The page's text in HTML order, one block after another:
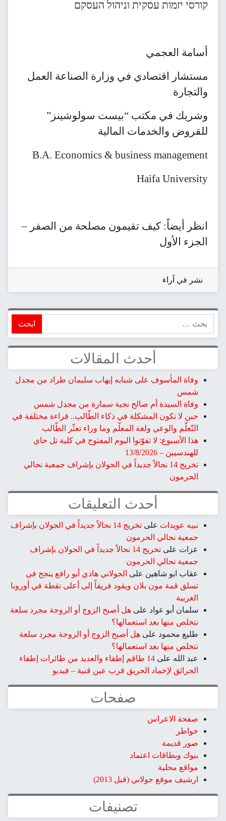
קורסי יזמות עסקית וניהול העסקם
أسامة العجمي
مستشار اقتصادي في وزارة الصناعة العمل
والتجارة
وشريك في مكتب “بيست سولوشينز”
للقروض والخدمات المالية
B.A. Economics & business management
Haifa University
انظر أيضاً: كيف تقيمون مصلحة من الصفر –
الجزء الأول
نشر في آراء
أحدث المقالات
وفاة المأسوف على شبابه إيهاب سليمان طراد من مجدل
شمس
وفاة السيدة أم صالح نجية سمارة من مجدل شمس
حين لا تكون المشكلة في ذكاء الطّالب.. قراءة مختلفة في
التّعلّم والوعي ولغة المعلّم وما وراء تعثّر الطّالب
هذا الأسبوع: لا تفوّتوا اليوم المفتوح في كلية تل حاي
للهندسيين – 13/8/2026
تخريج 14 نحالاً جديداً في الجولان بإشراف جمعية نحالي
الحرمون
أحدث التعليقات
نبيه عويدات على
تخريج 14 نحالاً جديداً في الجولان بإشراف
جمعية نحالي الحرمون
عزات على
تخريج 14 نحالاً جديداً في الجولان بإشراف
جمعية نحالي الحرمون
عقاب ابو شاهين على الجولاني هادي أبو رافع ينجح في
تسلق قمة مون بلان ويقود فريقاً إلى أعلى نقطة في أوروبا
الغربية
سلمان أبو عواد على هل أصبح الزوج أو الزوجة مجرد سلعة
نتخلص منها بعد استعمالها؟
طليع محمود على هل أصبح الزوج أو الزوجة مجرد سلعة
نتخلص منها بعد استعمالها؟
عبد الله على
14 طاقم إطفاء والعديد من طائرات إطفاء
الحرائق لإخماد الحريق قرب عين قنية – فيديو
صفحات
صفحة الاعراس
خواطر
صور قديمة
بنوك وبطاقات اعتماد
مواقع محلية
ارشيف موقع جولاني (قبل 2013)
تصنيفات